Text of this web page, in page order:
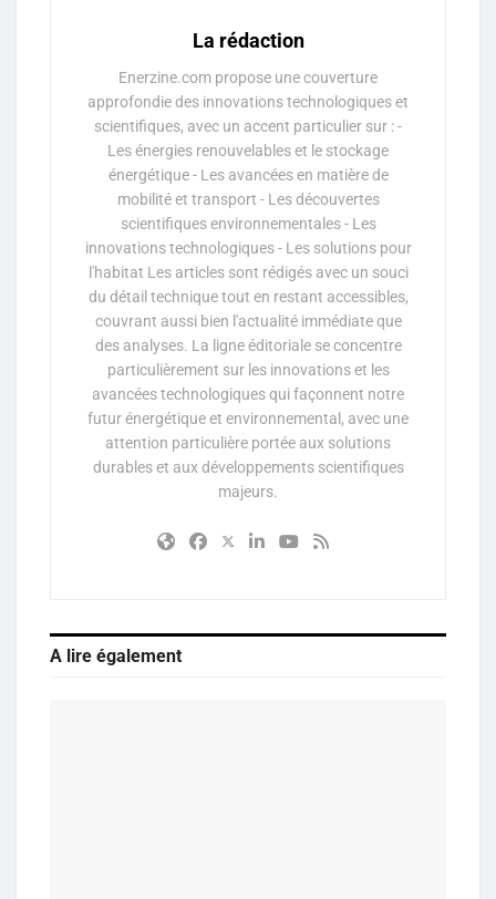
La rédaction
Enerzine.com propose une couverture
approfondie des innovations technologiques et
scientifiques, avec un accent particulier sur : -
Les énergies renouvelables et le stockage
énergétique - Les avancées en matière de
mobilité et transport - Les découvertes
scientifiques environnementales - Les
innovations technologiques - Les solutions pour
l'habitat Les articles sont rédigés avec un souci
du détail technique tout en restant accessibles,
couvrant aussi bien l'actualité immédiate que
des analyses. La ligne éditoriale se concentre
particulièrement sur les innovations et les
avancées technologiques qui façonnent notre
futur énergétique et environnemental, avec une
attention particulière portée aux solutions
durables et aux développements scientifiques
majeurs.
A lire également